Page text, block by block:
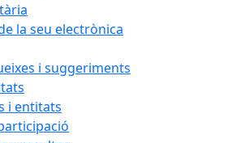
la seu electrònica
i suggeriments
i entitats